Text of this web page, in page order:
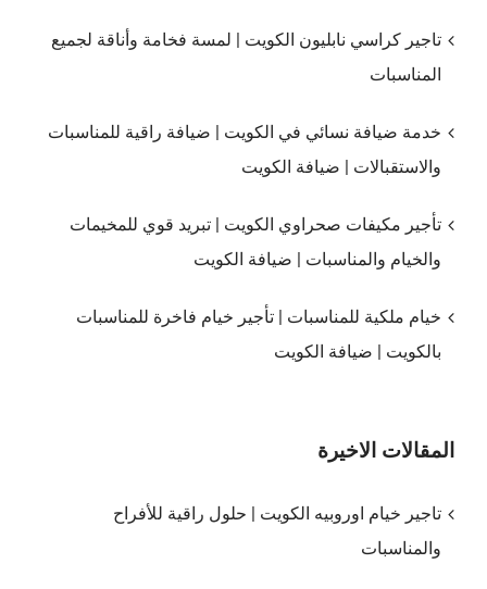
تاجير كراسي نابليون الكويت | لمسة فخامة وأناقة لجميع
المناسبات
خدمة ضيافة نسائي في الكويت | ضيافة راقية للمناسبات
والاستقبالات | ضيافة الكويت
تأجير مكيفات صحراوي الكويت | تبريد قوي للمخيمات
والخيام والمناسبات | ضيافة الكويت
خيام ملكية للمناسبات | تأجير خيام فاخرة للمناسبات
بالكويت | ضيافة الكويت
المقالات الاخيرة
تاجير خيام اوروبيه الكويت | حلول راقية للأفراح
والمناسبات